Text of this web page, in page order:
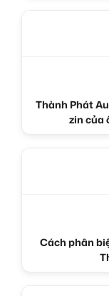
Thành Phát
zin của
Cách phân